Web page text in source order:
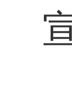
宣伝用にロゴ